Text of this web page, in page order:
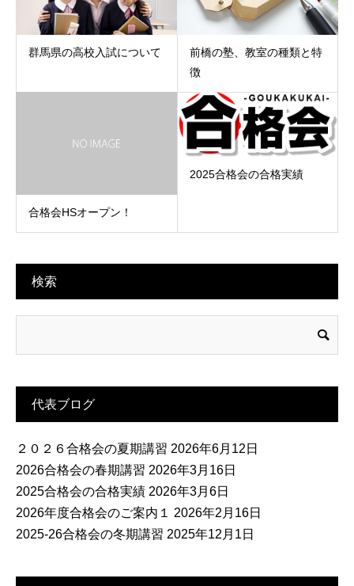
群馬県の高校入試について
前橋の塾、教室の種類と特
徴
合格会HSオープン！
2025合格会の合格実績
検索
代表ブログ
２０２６合格会の夏期講習 2026年6月12日
2026合格会の春期講習 2026年3月16日
2025合格会の合格実績 2026年3月6日
2026年度合格会のご案内１
2026年2月16日
2025-26合格会の冬期講習 2025年12月1日